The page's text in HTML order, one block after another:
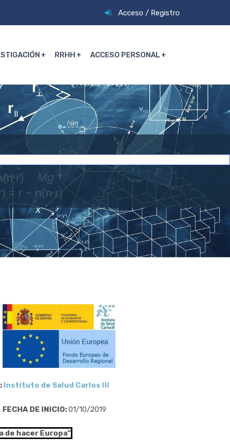
Acceso / Registro
RRHH ACCESO PERSONAL
Instituto de Salud Carlos III
FECHA DE INICIO:01/10/2019
de hacer Europa"